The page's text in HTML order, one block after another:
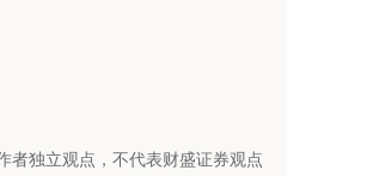
者独立观点，不代表财盛证券观点